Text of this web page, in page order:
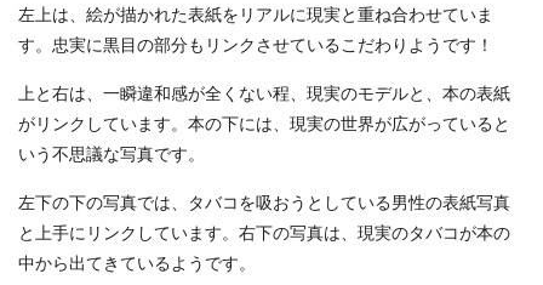
左上は、絵が描かれた表紙をリアルに現実と重ね合わせていま
す。忠実に黒目の部分もリンクさせているこだわりようです！
上と右は、一瞬違和感が全くない程、現実のモデルと、本の表紙
がリンクしています。本の下には、現実の世界が広がっていると
いう不思議な写真です。
左下の下の写真では、タバコを吸おうとしている男性の表紙写真
と上手にリンクしています。右下の写真は、現実のタバコが本の
中から出てきているようです。